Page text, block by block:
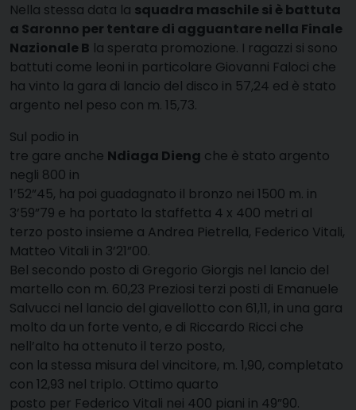
Nella stessa data la squadra maschile si è battuta
a Saronno per tentare di agguantare nella Finale
Nazionale B la sperata promozione. I ragazzi si sono
battuti come leoni in particolare Giovanni Faloci che
ha vinto la gara di lancio del disco in 57,24 ed è stato
argento nel peso con m. 15,73.
Sul podio in
tre gare anche Ndiaga Dieng che è stato argento
negli 800 in
1’52”45, ha poi guadagnato il bronzo nei 1500 m. in
3’59”79 e ha portato la staffetta 4 x 400 metri al
terzo posto insieme a Andrea Pietrella, Federico Vitali,
Matteo Vitali in 3’21”00.
Bel secondo posto di Gregorio Giorgis nel lancio del
martello con m. 60,23 Preziosi terzi posti di Emanuele
Salvucci nel lancio del giavellotto con 61,11, in una gara
molto da un forte vento, e di Riccardo Ricci che
nell’alto ha ottenuto il terzo posto,
con la stessa misura del vincitore, m. 1,90, completato
con 12,93 nel triplo. Ottimo quarto
posto per Federico Vitali nei 400 piani in 49”90.